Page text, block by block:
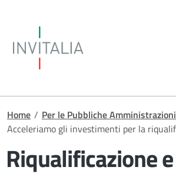
Briciole di pane
Home / Per le Pubbliche Amministrazioni
Acceleriamo gli investimenti per la
Riqualificazione